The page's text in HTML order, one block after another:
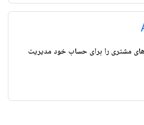
مشتری را برای حساب خود مدیریت